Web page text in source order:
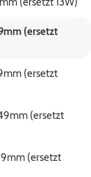
(ersetzt
(ersetzt
(ersetzt
(ersetzt